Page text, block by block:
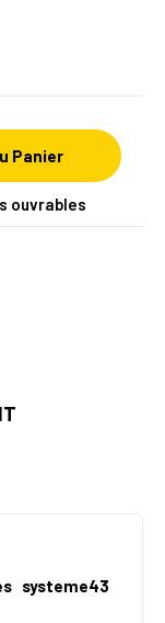
Panier
ouvrables
systeme43